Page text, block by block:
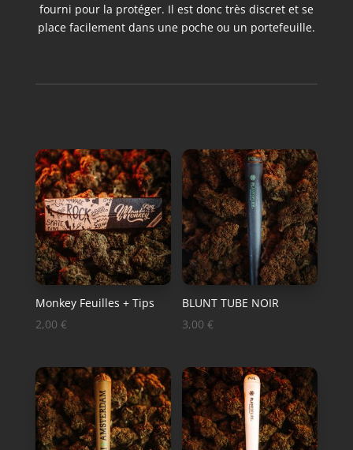
fourni pour la protéger. Il est donc très discret et se
place facilement dans une poche ou un portefeuille.
Monkey Feuilles + Tips
2,00 €
BLUNT TUBE NOIR
3,00€